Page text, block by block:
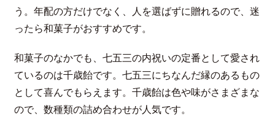
う。年配の方だけでなく、人を選ばずに贈れるので、迷
ったら和菓子がおすすめです。
和菓子のなかでも、七五三の内祝いの定番として愛され
ているのは千歳飴です。七五三にちなんだ縁のあるもの
として喜んでもらえます。千歳飴は色や味がさまざまな
ので、数種類の詰め合わせが人気です。